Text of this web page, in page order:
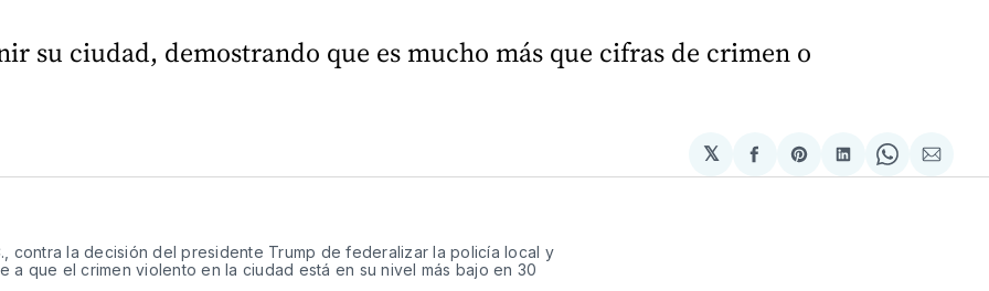
su ciudad, demostrando que es mucho más que cifras de crimen o
𝕏
Compartir
en
Share
on
Compartir
en
Share
on
via
contra la decisión del presidente Trump de federalizar la policía local y
a que el crimen violento en la ciudad está en su nivel más bajo en 30